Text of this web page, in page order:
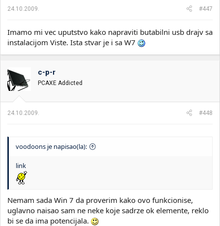
24.10.2009. #447
Imamo mi vec uputstvo kako napraviti butabilni usb drajv sa
instalacijom Viste. Ista stvar je i sa W7
c-p-r
PCAXE Addicted
24.10.2009. #448
voodoons je napisao(la):
link
Nemam sada Win 7 da proverim kako ovo funkcionise,
uglavno naisao sam ne neke koje sadrze ok elemente, reklo
bi se da ima potencijala.